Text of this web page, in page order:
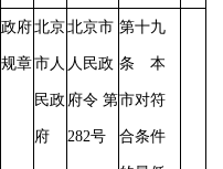
政府
规章
北京
市人
民政
府
北京市
人民政
府令 第
282号
第十九
条 本
市对符
合条件